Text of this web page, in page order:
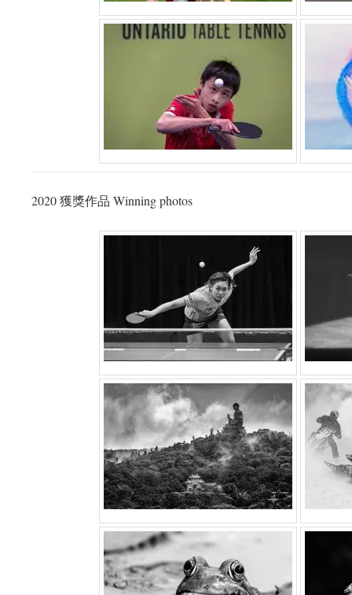
2020 獲獎作品 Winning photos